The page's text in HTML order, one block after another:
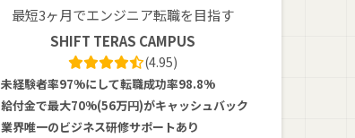
最短3ヶ月でエンジニア転職を目指す
SHIFT TERAS CAMPUS
(4.95)
未経験者率97%にして転職成功率98.8%
給付金で最大70%(56万円)がキャッシュバック
業界唯一のビジネス研修サポートあり